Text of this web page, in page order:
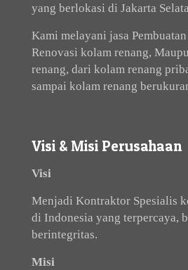
yang berlokasi di Jakarta
Kami melayani jasa
Renovasi kolam renang,
renang, dari kolam renang
sampai kolam renang
Visi & Misi Perusahaan
Visi
Menjadi Kontraktor Spesialis
di Indonesia yang terpercaya,
berintegritas.
Misi